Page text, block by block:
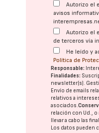
Autorizo el
avisos
Autorizo el
de terceros vía
He leído y
Política de
Responsable:
Finalidades:
newsletter(s).
Envío de emails
relativos a
asociados.
relación con Ud., o
llevar a cabo las
Los datos pueden